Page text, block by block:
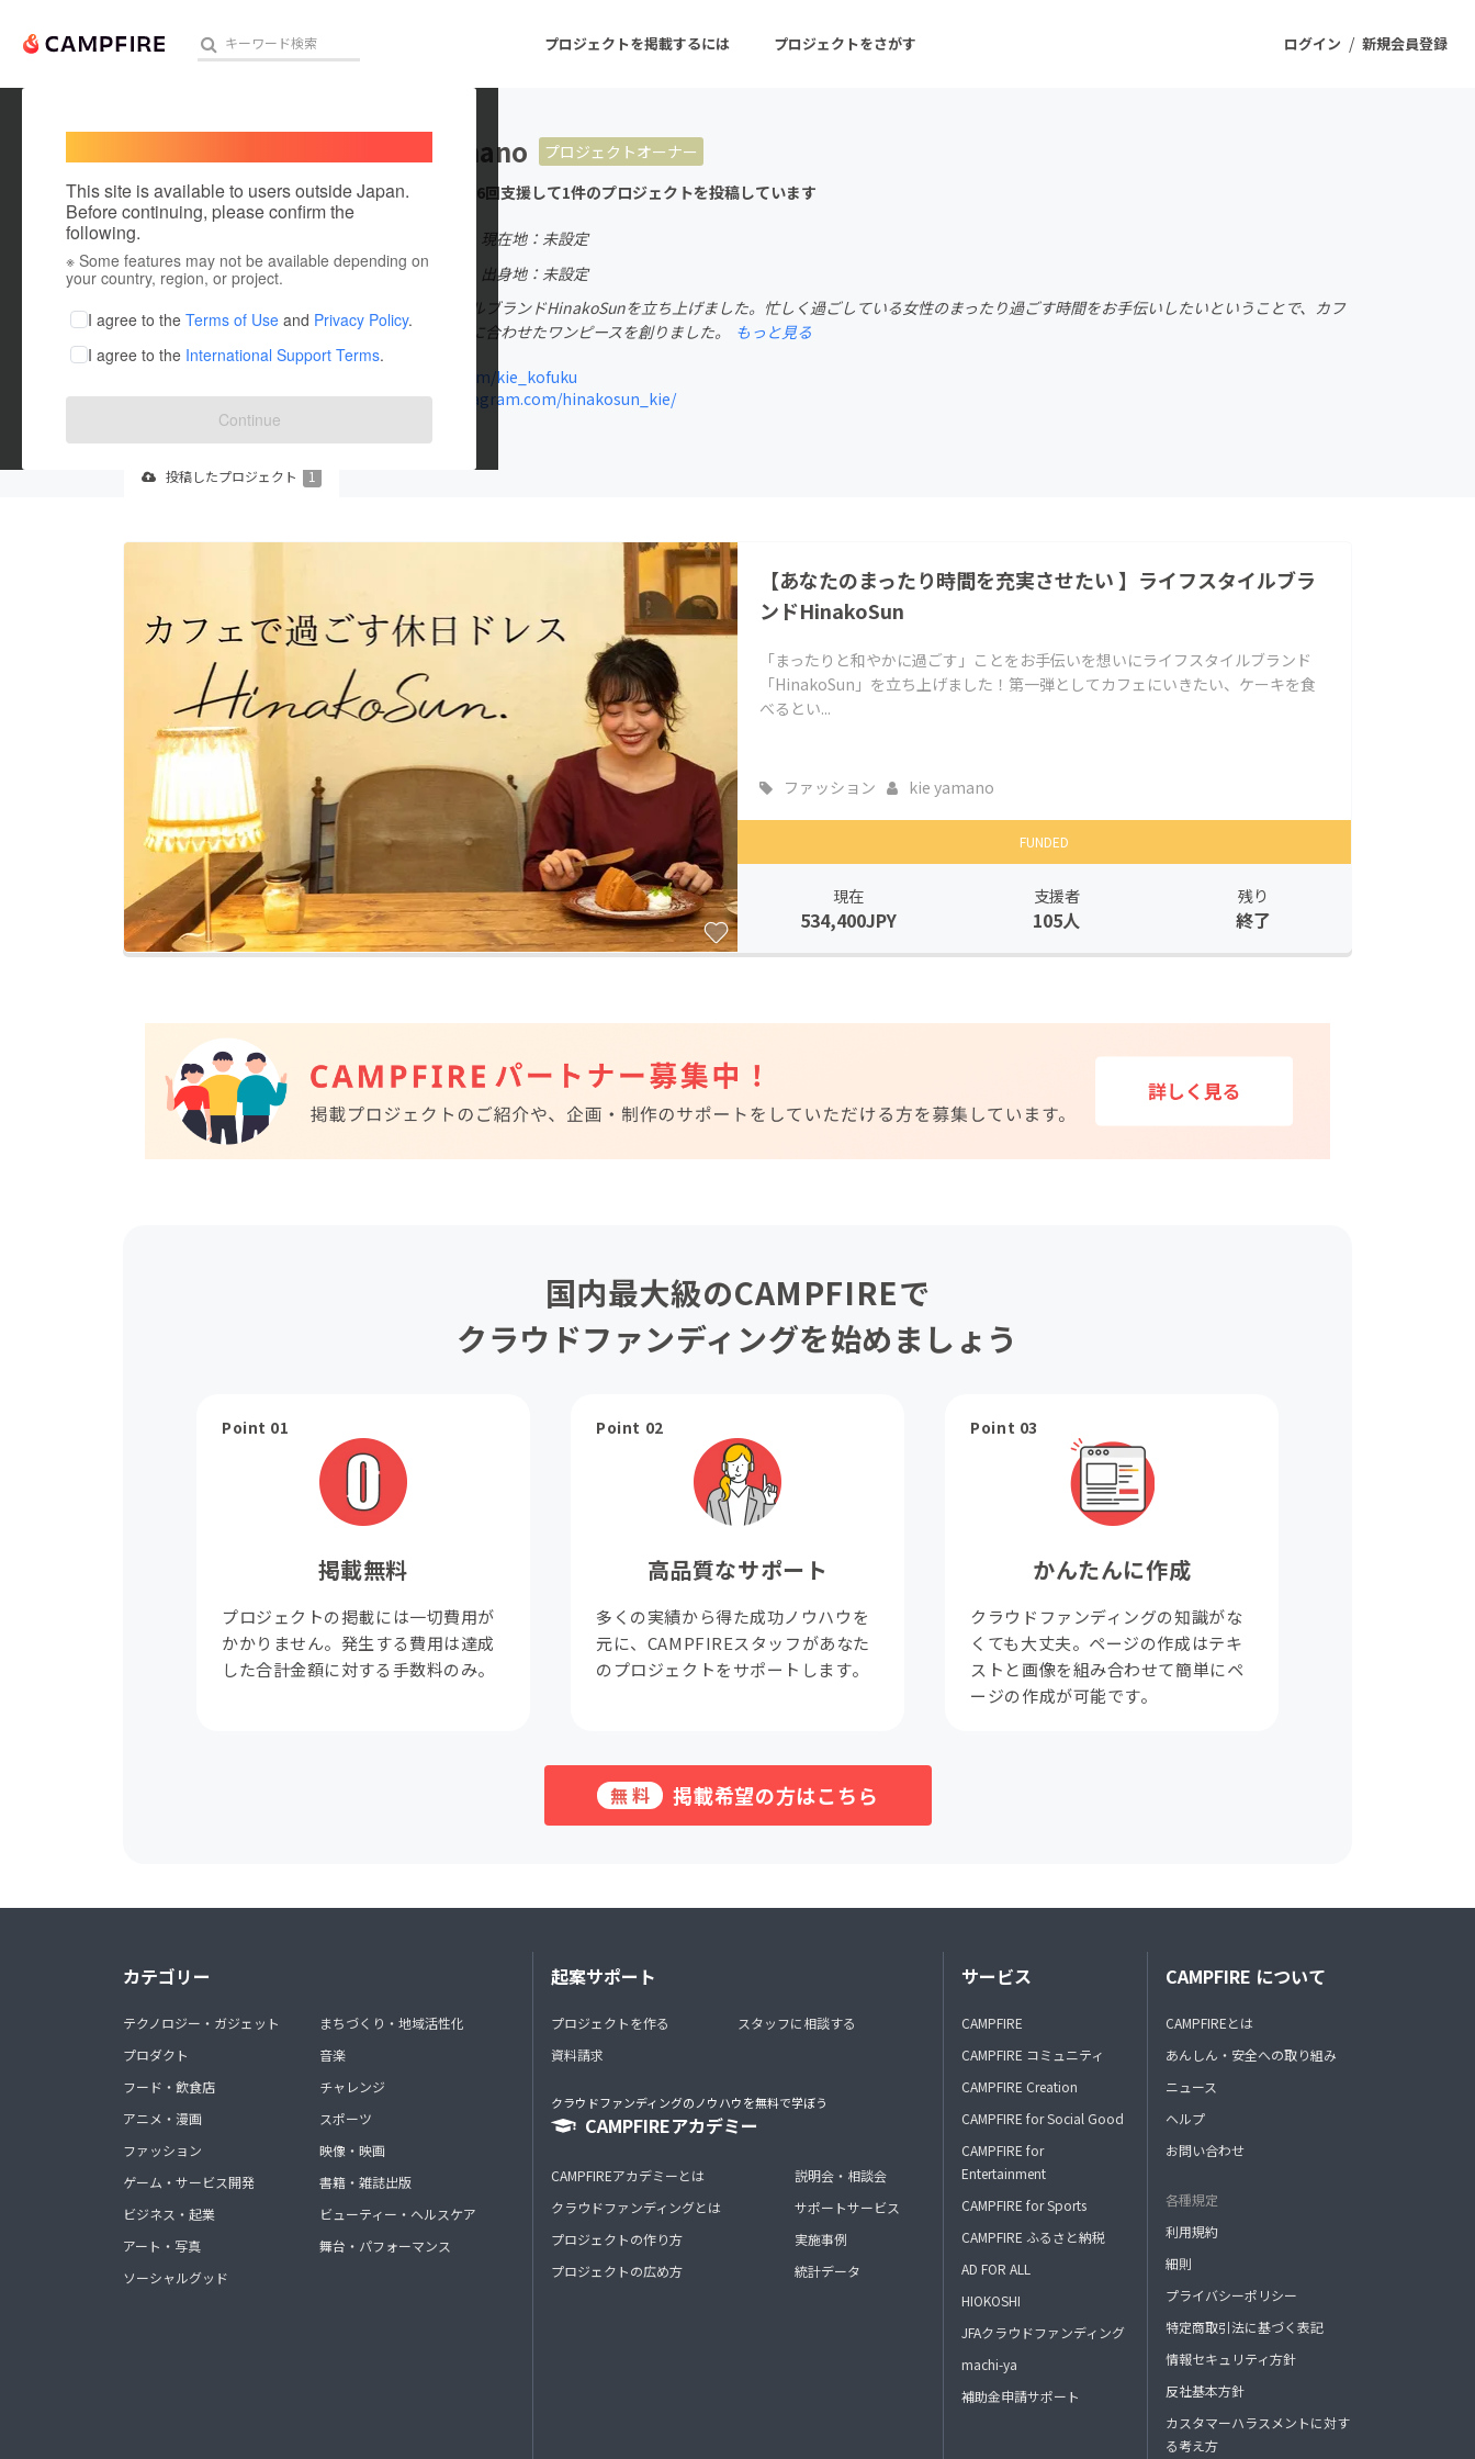
ログイン / 新規会員登録
プロジェクトを掲載するには プロジェクトをさがす
人気のプロジェクト 注目のリターン 注目の新着プロジェクト
アート・写真 音楽
テクノロジー・ガジェット
ゲーム・サービス開発 フード・飲食店
ファッション
映像・映画
ビジネス・起業
チャレンジ
まちづくり・地域活性化
CAMPFIREふるさと納税
This site is available to users outside Japan.
Before continuing, please confirm the
following.
※ Some features may not be available depending on
your country, region, or project.
I agree to the Terms of Use and Privacy Policy.
I agree to the International Support Terms.
Continue
kie yamano
プロジェクトオーナー
これまでに6回支援して1件のプロジェクトを投稿しています
現在地：未設定
出身国：日本
出身地：未設定
ライフスタイルブランドHinakoSunを立ち上げました。忙しく過ごしている女性のまったり過ごす時間をお手伝いしたいということで、カフ
ェで過ごす時に合わせたワンピースを創りました。
もっと見る
twitter.com/kie_kofuku
www.instagram.com/hinakosun_kie/
投稿したプロジェクト 1
【あなたのまったり時間を充実させたい 】ライフスタイルブラ
ンドHinakoSun
「まったりと和やかに過ごす」ことをお手伝いを想いにライフスタイルブランド
「HinakoSun」を立ち上げました！第一弾としてカフェにいきたい、ケーキを食
べるとい...
ファッション kie yamano
FUNDED
現在
534,400JPY
支援者
105人
残り
終了
国内最大級のCAMPFIREで
クラウドファンディングを始めましょう
Point 01
掲載無料
プロジェクトの掲載には一切費用が
かかりません。発生する費用は達成
した合計金額に対する手数料のみ。
Point 02
高品質なサポート
多くの実績から得た成功ノウハウを
元に、CAMPFIREスタッフがあなた
のプロジェクトをサポートします。
Point 03
かんたんに作成
クラウドファンディングの知識がな
くても大丈夫。ページの作成はテキ
ストと画像を組み合わせて簡単にペ
ージの作成が可能です。
無料 掲載希望の方はこちら
カテゴリー
テクノロジー・ガジェット
プロダクト
フード・飲食店
アニメ・漫画
ファッション
ゲーム・サービス開発
ビジネス・起業
アート・写真
ソーシャルグッド
まちづくり・地域活性化
音楽
チャレンジ
スポーツ
映像・映画
書籍・雑誌出版
ビューティー・ヘルスケア
舞台・パフォーマンス
起案サポート
プロジェクトを作る
資料請求
スタッフに相談する
クラウドファンディングのノウハウを無料で学ぼう
CAMPFIREアカデミー
CAMPFIREアカデミーとは
クラウドファンディングとは
プロジェクトの作り方
プロジェクトの広め方
説明会・相談会
サポートサービス
実施事例
統計データ
サービス
CAMPFIRE
CAMPFIRE コミュニティ
CAMPFIRE Creation
CAMPFIRE for Social Good
CAMPFIRE for
Entertainment
CAMPFIRE for Sports
CAMPFIRE ふるさと納税
AD FOR ALL
HIOKOSHI
JFAクラウドファンディング
machi-ya
補助金申請サポート
CAMPFIRE について
CAMPFIREとは
あんしん・安全への取り組み
ニュース
ヘルプ
お問い合わせ
各種規定
利用規約
細則
プライバシーポリシー
特定商取引法に基づく表記
情報セキュリティ方針
反社基本方針
カスタマーハラスメントに対す
る考え方